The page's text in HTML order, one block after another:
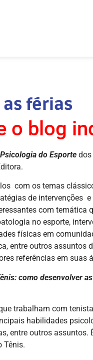
férias
o blog
Psicologia do Esporte
com os temas
de intervenções
com temática
no esporte,
físicas em
entre outros
referências em suas
como desenvolver
trabalham com
habilidades
entre outros assuntos.
Tênis.